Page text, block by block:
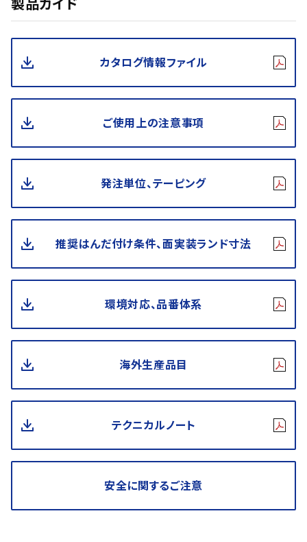
製品ガイド
カタログ情報ファイル
ご使用上の注意事項
発注単位、テーピング
推奨はんだ付け条件、面実装ランド寸法
環境対応、品番体系
海外生産品目
テクニカルノート
安全に関するご注意